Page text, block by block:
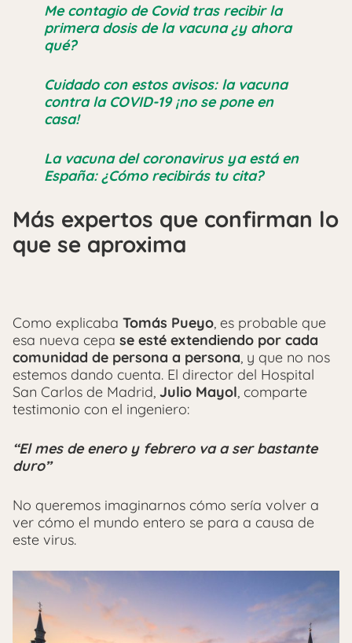
Me contagio de Covid tras recibir la
primera dosis de la vacuna ¿y ahora
qué?
Cuidado con estos avisos: la vacuna
contra la COVID-19 ¡no se pone en
casa!
La vacuna del coronavirus ya está en
España: ¿Cómo recibirás tu cita?
Más expertos que confirman lo
que se aproxima
Como explicaba Tomás Pueyo, es probable que
esa nueva cepa se esté extendiendo por cada
comunidad de persona a persona, y que no nos
estemos dando cuenta. El director del Hospital
San Carlos de Madrid, Julio Mayol, comparte
testimonio con el ingeniero:
“El mes de enero y febrero va a ser bastante
duro”
No queremos imaginarnos cómo sería volver a
ver cómo el mundo entero se para a causa de
este virus.